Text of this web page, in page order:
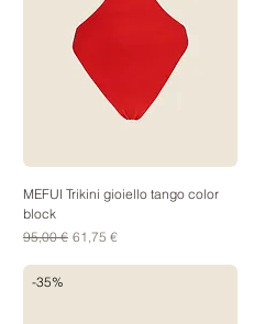
MEFUI Trikini gioiello tango color
block
Prezzo regolare
95,00 € Prezzo scontato
61,75 €
-35%